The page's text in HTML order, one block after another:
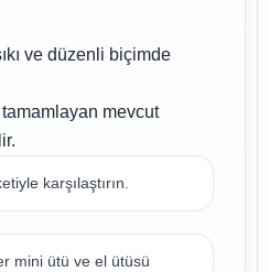
ve düzenli biçimde
tamamlayan mevcut
karşılaştırın.
mini ütü ve el ütüsü